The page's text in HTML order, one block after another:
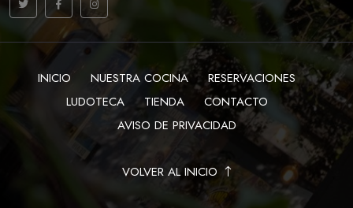
INICIO NUESTRA COCINA
RESERVACIONES
LUDOTECA
TIENDA
CONTACTO
AVISO DE PRIVACIDAD
VOLVER AL INICIO